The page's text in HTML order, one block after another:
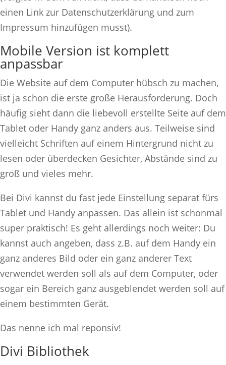
einen Link zur Datenschutzerklärung und zum
Impressum hinzufügen musst).
Mobile Version ist komplett
anpassbar
Die Website auf dem Computer hübsch zu machen,
ist ja schon die erste große Herausforderung. Doch
häufig sieht dann die liebevoll erstellte Seite auf dem
Tablet oder Handy ganz anders aus. Teilweise sind
vielleicht Schriften auf einem Hintergrund nicht zu
lesen oder überdecken Gesichter, Abstände sind zu
groß und vieles mehr.
Bei Divi kannst du fast jede Einstellung separat fürs
Tablet und Handy anpassen. Das allein ist schonmal
super praktisch! Es geht allerdings noch weiter: Du
kannst auch angeben, dass z.B. auf dem Handy ein
ganz anderes Bild oder ein ganz anderer Text
verwendet werden soll als auf dem Computer, oder
sogar ein Bereich ganz ausgeblendet werden soll auf
einem bestimmten Gerät.
Das nenne ich mal reponsiv!
Divi Bibliothek